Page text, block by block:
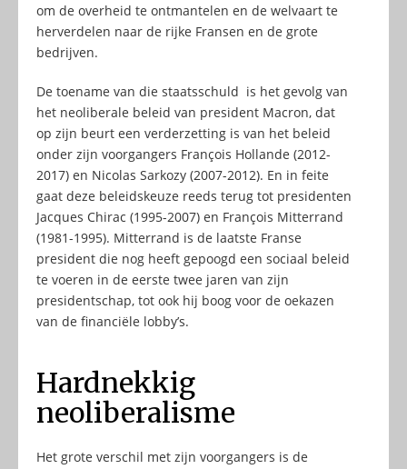
om de overheid te ontmantelen en de welvaart te
herverdelen naar de rijke Fransen en de grote
bedrijven.
De toename van die staatsschuld is het gevolg van
het neoliberale beleid van president Macron, dat
op zijn beurt een verderzetting is van het beleid
onder zijn voorgangers François Hollande (2012-
2017) en Nicolas Sarkozy (2007-2012). En in feite
gaat deze beleidskeuze reeds terug tot presidenten
Jacques Chirac (1995-2007) en François Mitterrand
(1981-1995). Mitterrand is de laatste Franse
president die nog heeft gepoogd een sociaal beleid
te voeren in de eerste twee jaren van zijn
presidentschap, tot ook hij boog voor de oekazen
van de financiële lobby’s.
Hardnekkig
neoliberalisme
Het grote verschil met zijn voorgangers is de